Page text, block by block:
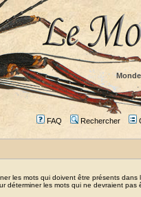
FAQ Rechercher
les mots qui doivent être présents dans
déterminer les mots qui ne devraient pas